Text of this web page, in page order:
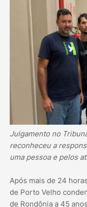
Julgamento no
reconheceu a
uma pessoa e pelos
Após mais de 24
de Porto Velho
de Rondônia a 45